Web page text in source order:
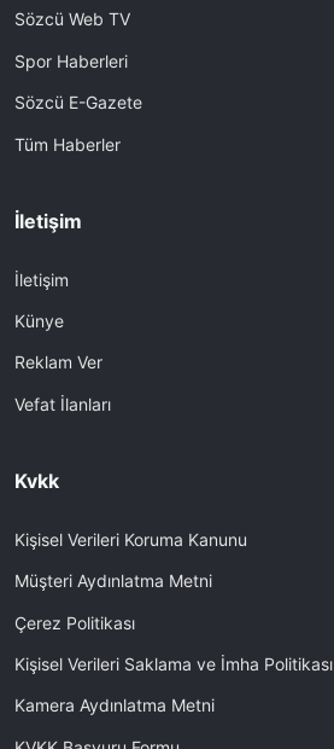
Sözcü Web TV
Spor Haberleri
Sözcü E-Gazete
Tüm Haberler
İletişim
İletişim
Künye
Reklam Ver
Vefat İlanları
Kvkk
Kişisel Verileri Koruma Kanunu
Müşteri Aydınlatma Metni
Çerez Politikası
Kişisel Verileri Saklama ve İmha Politikası
Kamera Aydınlatma Metni